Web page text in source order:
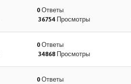
0 Ответы
36754 Просмотры
0 Ответы
34868 Просмотры
0 Ответы